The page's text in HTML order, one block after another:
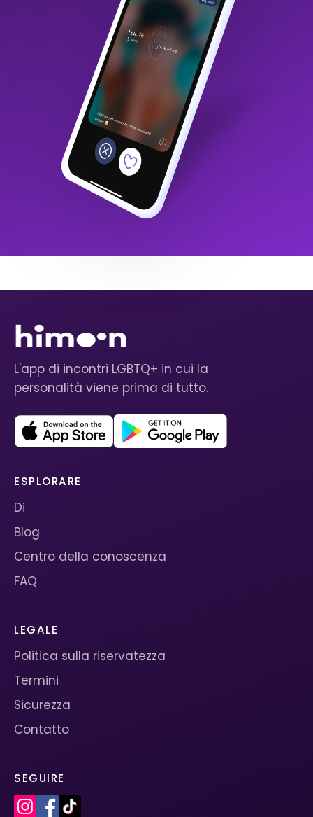
L'app di incontri LGBTQ+ in cui la
personalità viene prima di tutto.
ESPLORARE
Di
Blog
Centro della conoscenza
FAQ
LEGALE
Politica sulla riservatezza
Termini
Sicurezza
Contatto
SEGUIRE